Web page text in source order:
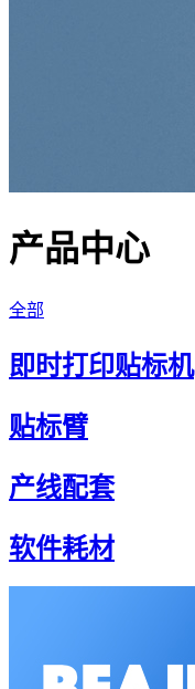
产品中心
全部
即时打印贴标机
贴标臂
产线配套
软件耗材